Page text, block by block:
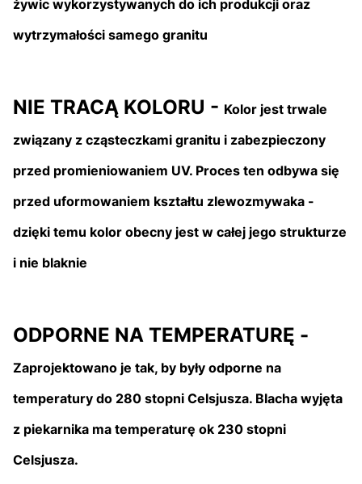
żywic wykorzystywanych do ich produkcji oraz
wytrzymałości samego granitu
NIE TRACĄ KOLORU - Kolor jest trwale
związany z cząsteczkami granitu i zabezpieczony
przed promieniowaniem UV. Proces ten odbywa się
przed uformowaniem kształtu zlewozmywaka -
dzięki temu kolor obecny jest w całej jego strukturze
i nie blaknie
ODPORNE NA TEMPERATURĘ -
Zaprojektowano je tak, by były odporne na
temperatury do 280 stopni Celsjusza. Blacha wyjęta
z piekarnika ma temperaturę ok 230 stopni
Celsjusza.